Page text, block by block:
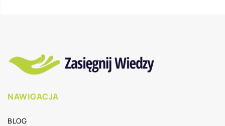
NAWIGACJA
BLOG